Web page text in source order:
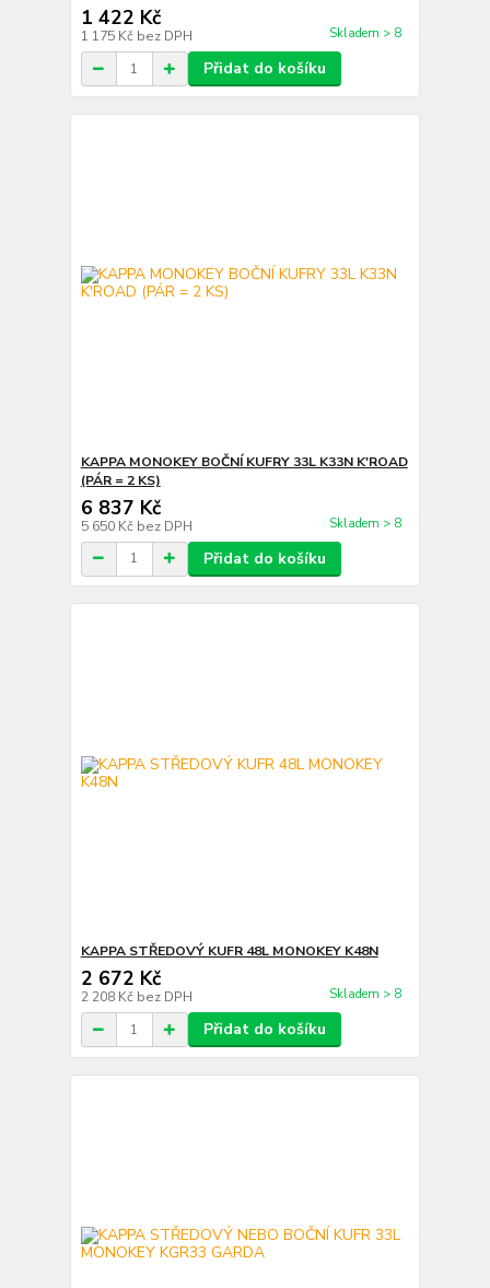
1 422 Kč
1 175 Kč bez DPH Skladem > 8
Přidat do košíku
KAPPA MONOKEY BOČNÍ KUFRY 33L K33N K'ROAD
(PÁR = 2 KS)
6 837 Kč
5 650 Kč bez DPH Skladem > 8
Přidat do košíku
KAPPA STŘEDOVÝ KUFR 48L MONOKEY K48N
2 672 Kč
2 208 Kč bez DPH Skladem > 8
Přidat do košíku